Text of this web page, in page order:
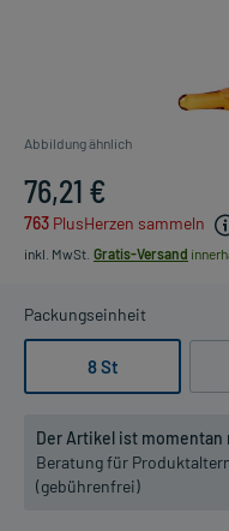
Abbildung ähnlich
76,21 €
763 PlusHerzen sammeln
inkl. MwSt. Gratis-Versand
Packungseinheit
8 St
Der Artikel ist momentan
Beratung für
(gebührenfrei)